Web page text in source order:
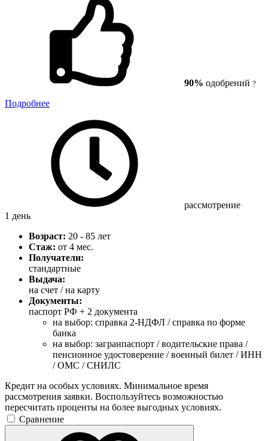
90% одобрений ?
Подробнее
рассмотрение
1 день
Возраст: 20 - 85 лет
Стаж: от 4 мес.
Получатели:
стандартные
Выдача:
на счет / на карту
Документы:
паспорт РФ + 2 документа
на выбор: справка 2-НДФЛ / справка по форме
банка
на выбор: загранпаспорт / водительские права /
пенсионное удостоверение / военный билет / ИНН
/ ОМС / СНИЛС
Кредит на особых условиях. Минимальное время
рассмотрения заявки. Воспользуйтесь возможностью
пересчитать проценты на более выгодных условиях.
Сравнение